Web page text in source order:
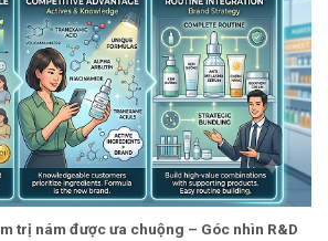
trị nám được ưa chuộng – Góc nhìn R&D